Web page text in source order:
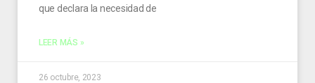
que declara la necesidad de
LEER MÁS »
26 octubre, 2023